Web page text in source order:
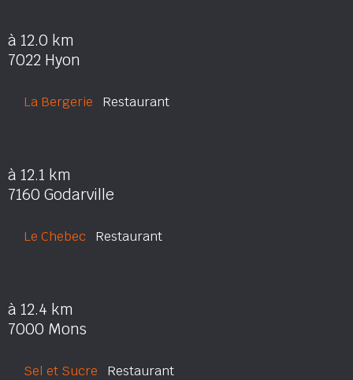
à 12.0 km
7022 Hyon
La Bergerie Restaurant
à 12.1 km
7160 Godarville
Le Chebec Restaurant
à 12.4 km
7000 Mons
Sel et Sucre Restaurant